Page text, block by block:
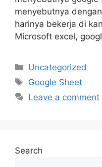
menyebutnya
harinya bekerja di
Microsoft excel,
Categories
Uncategorized
Tags
Google Sheet
Leave a comment
Search